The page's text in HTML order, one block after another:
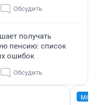
Обсудить
получать
пенсию: список
ошибок
Обсудить